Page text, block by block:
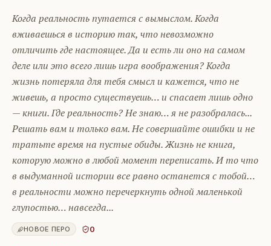
Когда реальность путается с вымыслом. Когда
вживаешься в историю так, что невозможно
отличить где настоящее. Да и есть ли оно на самом
деле или это всего лишь игра воображения? Когда
жизнь потеряла для тебя смысл и кажется, что не
живешь, а просто существуешь… и спасает лишь одно
— книги. Где реальность? Не знаю… я не разобралась...
Решать вам и только вам. Не совершайте ошибки и не
тратьте время на пустые обиды. Жизнь не книга,
которую можно в любой момент переписать. И то что
в выдуманной истории все равно останется с тобой…
в реальности можно перечеркнуть одной маленькой
глупостью… навсегда...
НОВОЕ ПЕРО 0